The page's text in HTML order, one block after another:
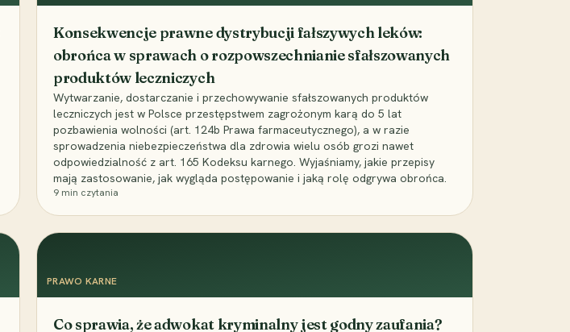
Konsekwencje prawne dystrybucji fałszywych leków:
obrońca w sprawach o rozpowszechnianie sfałszowanych
produktów leczniczych
Wytwarzanie, dostarczanie i przechowywanie sfałszowanych produktów
leczniczych jest w Polsce przestępstwem zagrożonym karą do 5 lat
pozbawienia wolności (art. 124b Prawa farmaceutycznego), a w razie
sprowadzenia niebezpieczeństwa dla zdrowia wielu osób grozi nawet
odpowiedzialność z art. 165 Kodeksu karnego. Wyjaśniamy, jakie przepisy
mają zastosowanie, jak wygląda postępowanie i jaką rolę odgrywa obrońca.
9 min czytania
PRAWO KARNE
Co sprawia, że adwokat kryminalny jest godny zaufania?